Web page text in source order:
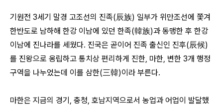
기원전 3세기 말경 고조선의 진족(辰族) 일부가 위만조선에 쫓겨
한반도로 남하해 한강 이남에 있던 한족(韓族)과 동맹한 후 한강
이남에 진나라를 세웠다. 진국은 곧이어 진족 출신인 진후(辰候)
를 진왕으로 옹립하고 통치상 편리하게 진한, 마한, 변한 3개 행정
구역을 나누었는데 이를 삼한(三韓)이라 부른다.
마한은 지금의 경기, 충청, 호남지역으로서 농업과 어업이 발달했